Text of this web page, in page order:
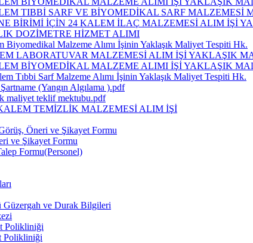
TIBBİ SARF VE BİYOMEDİKAL SARF MALZEMESİ
BİRİMİ İÇİN 24 KALEM İLAÇ MALZEMESİ ALIM İŞİ
DOZİMETRE HİZMET ALIMI
Biyomedikal Malzeme Alımı İşinin Yaklaşık Maliyet Tespiti Hk.
LABORATUVAR MALZEMESİ ALIM İŞİ YAKLAŞIK
BİYOMEDİKAL MALZEME ALIMI İŞİ YAKLAŞIK
Tıbbi Sarf Malzeme Alımı İşinin Yaklaşık Maliyet Tespiti Hk.
(Yangın Algılama ).pdf
maliyet teklif mektubu.pdf
TEMİZLİK MALZEMESİ ALIM İŞİ
Öneri ve Şikayet Formu
ve Şikayet Formu
Formu(Personel)
Güzergah ve Durak Bilgileri
Polikliniği
Polikliniği